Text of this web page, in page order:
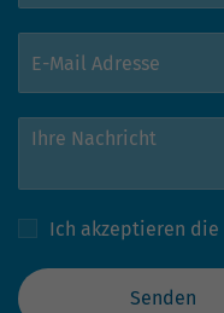
Ich akzeptieren die
Senden